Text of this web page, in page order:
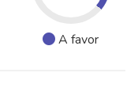
A favor